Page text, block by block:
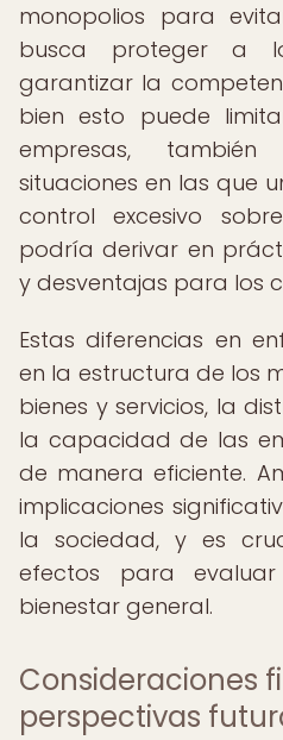
monopolios para
busca proteger a
garantizar la
bien esto puede
empresas, también
situaciones en las que
control excesivo
podría derivar en
y desventajas para los
Estas diferencias en
en la estructura de los
bienes y servicios, la
la capacidad de las
de manera eficiente.
implicaciones
la sociedad, y es
efectos para
bienestar general.
Consideraciones
perspectivas